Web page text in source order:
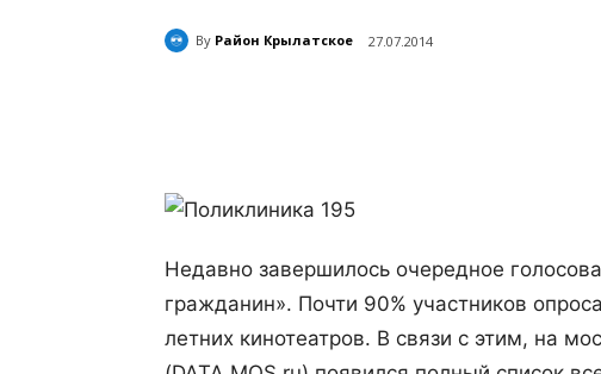
By Район Крылатское 27.07.2014
Недавно завершилось очередное
гражданин». Почти 90% участников
летних кинотеатров. В связи с этим, на